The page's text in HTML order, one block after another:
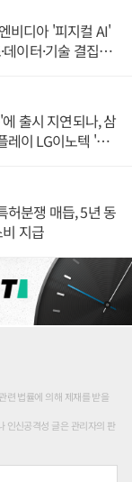
비디아 '피지컬 AI'
이터·기술 결집
출시 지연되나, 삼
레이 LG이노텍 '탈
허분쟁 매듭, 5년 동
지급
련 법률에 의해 제재를 받을
인신공격성 글은 관리자의 판